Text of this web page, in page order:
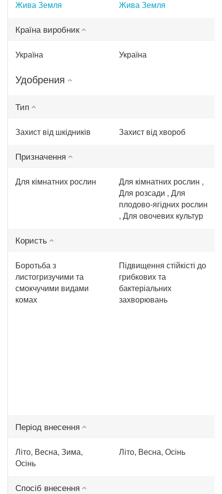
Жива Земля Жива Земля
Країна виробник
Україна Україна
Удобрения
Тип
Захист від шкідників Захист від хвороб
Призначення
Для кімнатних рослин
Для кімнатних рослин ,
Для розсади , Для
плодово-ягідних рослин
, Для овочевих культур
Користь
Боротьба з
листогризучими та
смокчучими видами
комах
Підвищення стійкісті до
грибкових та
бактеріальних
захворювань
Період внесення
Літо, Весна, Зима,
Осінь
Літо, Весна, Осінь
Спосіб внесення